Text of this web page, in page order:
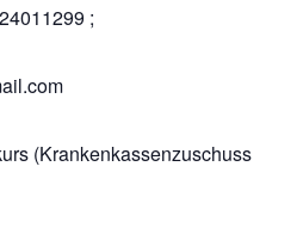
;
(Krankenkassenzuschuss